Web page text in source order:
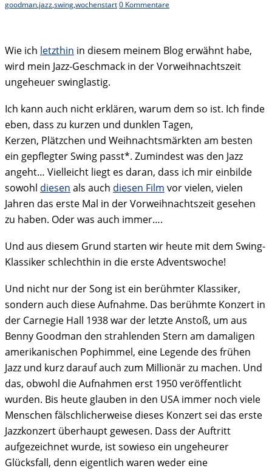
goodman,jazz,swing,wochenstart0 Kommentare
Wie ich letzthin in diesem meinem Blog erwähnt habe,
wird mein Jazz-Geschmack in der Vorweihnachtszeit
ungeheuer swinglastig.
Ich kann auch nicht erklären, warum dem so ist. Ich finde
eben, dass zu kurzen und dunklen Tagen,
Kerzen, Plätzchen und Weihnachtsmärkten am besten
ein gepflegter Swing passt*. Zumindest was den Jazz
angeht… Vielleicht liegt es daran, dass ich mir einbilde
sowohl diesen als auch diesen Film vor vielen, vielen
Jahren das erste Mal in der Vorweihnachtszeit gesehen
zu haben. Oder was auch immer….
Und aus diesem Grund starten wir heute mit dem Swing-
Klassiker schlechthin in die erste Adventswoche!
Und nicht nur der Song ist ein berühmter Klassiker,
sondern auch diese Aufnahme. Das berühmte Konzert in
der Carnegie Hall 1938 war der letzte Anstoß, um aus
Benny Goodman den strahlenden Stern am damaligen
amerikanischen Pophimmel, eine Legende des frühen
Jazz und kurz darauf auch zum Millionär zu machen. Und
das, obwohl die Aufnahmen erst 1950 veröffentlicht
wurden. Bis heute glauben in den USA immer noch viele
Menschen fälschlicherweise dieses Konzert sei das erste
Jazzkonzert überhaupt gewesen. Dass der Auftritt
aufgezeichnet wurde, ist sowieso ein ungeheurer
Glücksfall, denn eigentlich waren weder eine